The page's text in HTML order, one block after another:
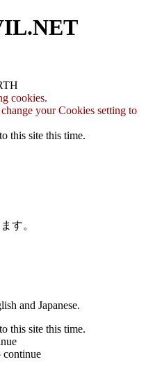
cookies.
your Cookies setting to
this site this time.
す。
and Japanese.
this site this time.
continue